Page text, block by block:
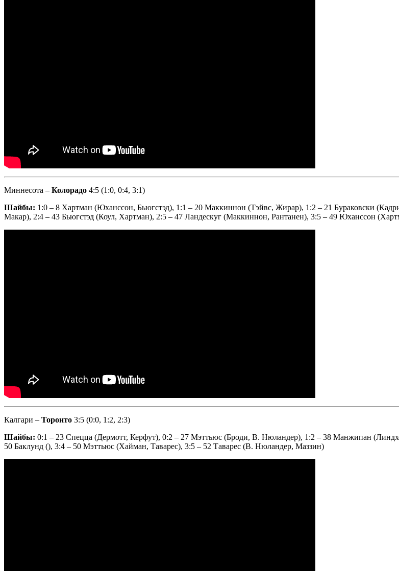
Миннесота – Колорадо 4:5 (1:0, 0:4, 3:1)
Шайбы: 1:0 – 8 Хартман (Юханссон, Бьюгстэд), 1:1 – 20 Маккиннон (Тэйвс, Жирар), 1:2 – 21 Бураковски
Макар), 2:4 – 43 Бьюгстэд (Коул, Хартман), 2:5 – 47 Ландескуг (Маккиннон, Рантанен), 3:5 – 49 Юханссон
Калгари – Торонто 3:5 (0:0, 1:2, 2:3)
Шайбы: 0:1 – 23 Спецца (Дермотт, Керфут), 0:2 – 27 Мэттьюс (Броди, В. Нюландер), 1:2 – 38 Манжипан
50 Баклунд (), 3:4 – 50 Мэттьюс (Хайман, Таварес), 3:5 – 52 Таварес (В. Нюландер, Маззин)